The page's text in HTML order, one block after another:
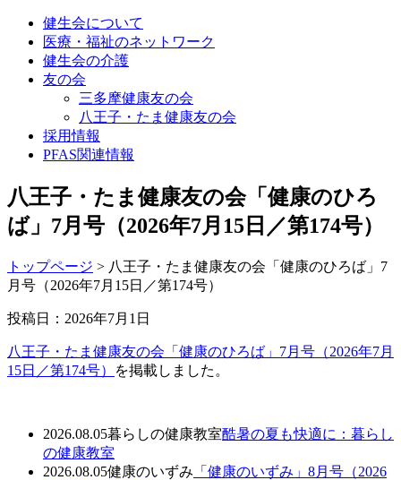
健生会について
医療・福祉のネットワーク
健生会の介護
友の会
三多摩健康友の会
八王子・たま健康友の会
採用情報
PFAS関連情報
八王子・たま健康友の会「健康のひろ
ば」7月号（2026年7月15日／第174号）
トップページ > 八王子・たま健康友の会「健康のひろば」7
月号（2026年7月15日／第174号）
投稿日：2026年7月1日
八王子・たま健康友の会「健康のひろば」7月号（2026年7月
15日／第174号）
を掲載しました。
2026.08.05暮らしの健康教室酷暑の夏も快適に：暮らし
の健康教室
2026.08.05健康のいずみ 「健康のいずみ」8月号（2026